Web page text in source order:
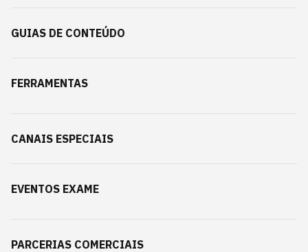
GUIAS DE CONTEÚDO
FERRAMENTAS
CANAIS ESPECIAIS
EVENTOS EXAME
PARCERIAS COMERCIAIS